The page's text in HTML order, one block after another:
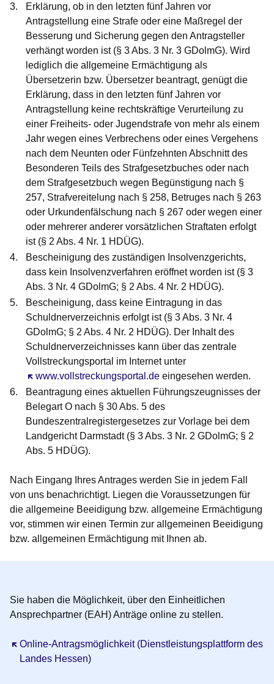
Erklärung, ob in den letzten fünf Jahren vor
Antragstellung eine Strafe oder eine Maßregel der
Besserung und Sicherung gegen den Antragsteller
verhängt worden ist (§ 3 Abs. 3 Nr. 3 GDolmG). Wird
lediglich die allgemeine Ermächtigung als
Übersetzerin bzw. Übersetzer beantragt, genügt die
Erklärung, dass in den letzten fünf Jahren vor
Antragstellung keine rechtskräftige Verurteilung zu
einer Freiheits- oder Jugendstrafe von mehr als einem
Jahr wegen eines Verbrechens oder eines Vergehens
nach dem Neunten oder Fünfzehnten Abschnitt des
Besonderen Teils des Strafgesetzbuches oder nach
dem Strafgesetzbuch wegen Begünstigung nach §
257, Strafvereitelung nach § 258, Betruges nach § 263
oder Urkundenfälschung nach § 267 oder wegen einer
oder mehrerer anderer vorsätzlichen Straftaten erfolgt
ist (§ 2 Abs. 4 Nr. 1 HDÜG).
Bescheinigung des zuständigen Insolvenzgerichts,
dass kein Insolvenzverfahren eröffnet worden ist (§ 3
Abs. 3 Nr. 4 GDolmG; § 2 Abs. 4 Nr. 2 HDÜG).
Bescheinigung, dass keine Eintragung in das
Schuldnerverzeichnis erfolgt ist (§ 3 Abs. 3 Nr. 4
GDolmG; § 2 Abs. 4 Nr. 2 HDÜG). Der Inhalt des
Schuldnerverzeichnisses kann über das zentrale
Vollstreckungsportal im Internet unter
www.vollstreckungsportal.de
Öffnet sich in einem neuen Fenstereingesehen werden.
Beantragung eines aktuellen Führungszeugnisses der
Belegart O nach § 30 Abs. 5 des
Bundeszentralregistergesetzes zur Vorlage bei dem
Landgericht Darmstadt (§ 3 Abs. 3 Nr. 2 GDolmG; § 2
Abs. 5 HDÜG).
Nach Eingang Ihres Antrages werden Sie in jedem Fall
von uns benachrichtigt. Liegen die Voraussetzungen für
die allgemeine Beeidigung bzw. allgemeine Ermächtigung
vor, stimmen wir einen Termin zur allgemeinen Beeidigung
bzw. allgemeinen Ermächtigung mit Ihnen ab.
Sie haben die Möglichkeit, über den Einheitlichen
Ansprechpartner (EAH) Anträge online zu stellen.
Online-Antragsmöglichkeit (Dienstleistungsplattform des
Landes Hessen)
Öffnet sich in einem neuen Fenster